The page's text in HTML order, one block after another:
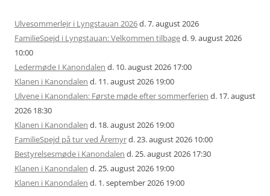
Ulvesommerlejr i Lyngstauan 2026d. 7. august 2026
FamilieSpejd i Lyngstauan: Velkommen tilbaged. 9. august 2026
10:00
Ledermøde I Kanondalen d. 10. august 2026 17:00
Klanen i Kanondalen d. 11. august 2026 19:00
Ulvene i Kanondalen: Første møde efter sommerferien d. 17. august
2026 18:30
Klanen i Kanondalen d. 18. august 2026 19:00
FamilieSpejd på tur ved Åremyrd. 23. august 2026 10:00
Bestyrelsesmøde i Kanondalen d. 25. august 2026 17:30
Klanen i Kanondalen d. 25. august 2026 19:00
Klanen i Kanondalen d. 1. september 2026 19:00